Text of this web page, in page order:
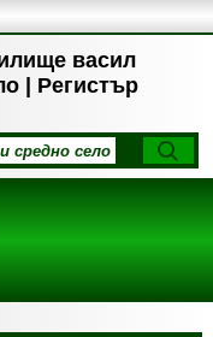
васил
| Регистър